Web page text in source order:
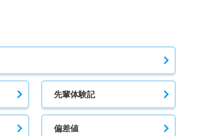
先輩体験記
偏差値